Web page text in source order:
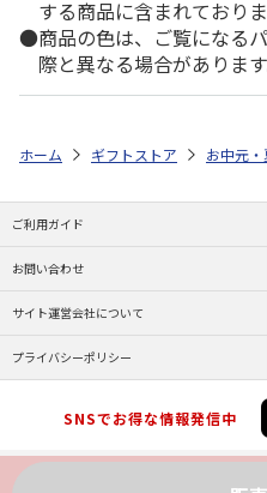
する商品に含まれておりま
商品の色は、ご覧になる
際と異なる場合があります
ホーム ギフトストア お中元
ご利用ガイド
お問い合わせ
サイト運営会社について
プライバシーポリシー
SNSでお得な情報発信中